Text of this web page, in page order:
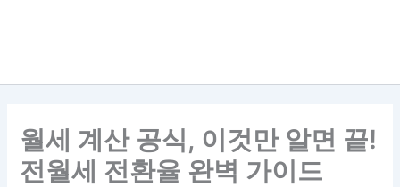
월세 계산 공식, 이것만 알면 끝!
전월세 전환율 완벽 가이드